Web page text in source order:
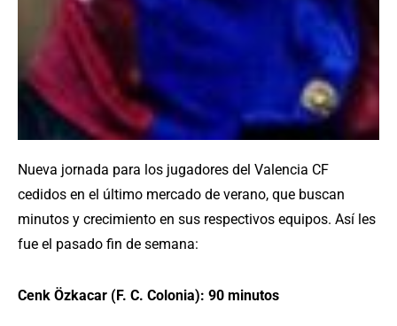
Nueva jornada para los jugadores del Valencia CF
cedidos en el último mercado de verano, que buscan
minutos y crecimiento en sus respectivos equipos. Así les
fue el pasado fin de semana:
Cenk Özkacar (F. C. Colonia): 90 minutos